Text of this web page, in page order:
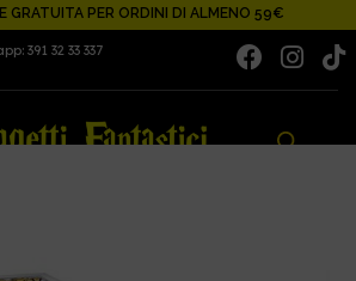
GRATUITA PER ORDINI DI ALMENO 59€
391 32 33 337